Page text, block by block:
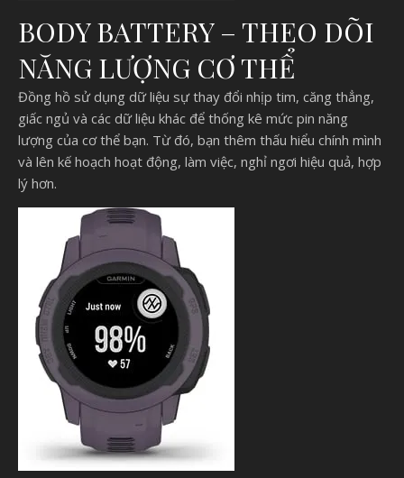
BODY BATTERY – THEO DÕI
NĂNG LƯỢNG CƠ THỂ
Đồng hồ sử dụng dữ liệu sự thay đổi nhịp tim, căng thẳng,
giấc ngủ và các dữ liệu khác để thống kê mức pin năng
lượng của cơ thể bạn. Từ đó, bạn thêm thấu hiểu chính mình
và lên kế hoạch hoạt động, làm việc, nghỉ ngơi hiệu quả, hợp
lý hơn.